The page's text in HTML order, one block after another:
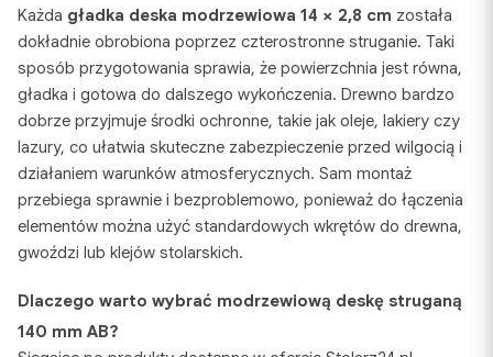
Każda gładka deska modrzewiowa 14 × 2,8 cm została
dokładnie obrobiona poprzez czterostronne struganie. Taki
sposób przygotowania sprawia, że powierzchnia jest równa,
gładka i gotowa do dalszego wykończenia. Drewno bardzo
dobrze przyjmuje środki ochronne, takie jak oleje, lakiery czy
lazury, co ułatwia skuteczne zabezpieczenie przed wilgocią i
działaniem warunków atmosferycznych. Sam montaż
przebiega sprawnie i bezproblemowo, ponieważ do łączenia
elementów można użyć standardowych wkrętów do drewna,
gwoździ lub klejów stolarskich.
Dlaczego warto wybrać modrzewiową deskę struganą
140 mm AB?